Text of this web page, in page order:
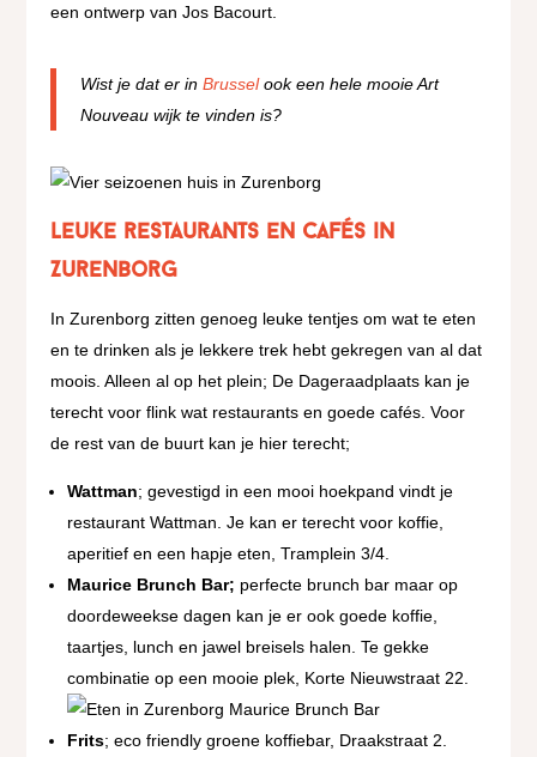
een ontwerp van Jos Bacourt.
Wist je dat er inBrusselook een hele mooie Art
Nouveau wijk te vinden is?
Leuke restaurants en cafés in
Zurenborg
In Zurenborg zitten genoeg leuke tentjes om wat te eten
en te drinken als je lekkere trek hebt gekregen van al dat
moois. Alleen al op het plein; De Dageraadplaats kan je
terecht voor flink wat restaurants en goede cafés. Voor
de rest van de buurt kan je hier terecht;
Wattman; gevestigd in een mooi hoekpand vindt je
restaurant Wattman. Je kan er terecht voor koffie,
aperitief en een hapje eten, Tramplein 3/4.
Maurice Brunch Bar; perfecte brunch bar maar op
doordeweekse dagen kan je er ook goede koffie,
taartjes, lunch en jawel breisels halen. Te gekke
combinatie op een mooie plek, Korte Nieuwstraat 22.
Frits; eco friendly groene koffiebar, Draakstraat 2.